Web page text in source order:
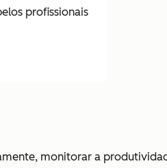
profissionais
monitorar a